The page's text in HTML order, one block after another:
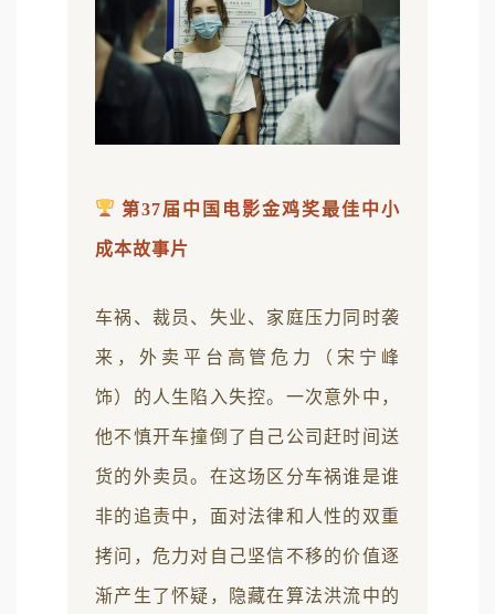
第37届中国电影金鸡奖最佳中小
成本故事片
车祸、裁员、失业、家庭压力同时袭
来，外卖平台高管危力（宋宁峰
饰）的人生陷入失控。一次意外中，
他不慎开车撞倒了自己公司赶时间送
货的外卖员。在这场区分车祸谁是谁
非的追责中，面对法律和人性的双重
拷问，危力对自己坚信不移的价值逐
渐产生了怀疑，隐藏在算法洪流中的